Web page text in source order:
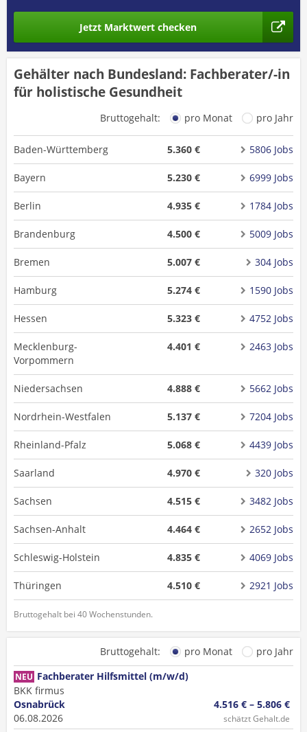
Jetzt Marktwert checken
Gehälter nach Bundesland: Fachberater/-in
für holistische Gesundheit
Bruttogehalt: pro Monat pro Jahr
Baden-Württemberg 5.360 € 5806 Jobs
Bayern 5.230 € 6999 Jobs
Berlin 4.935 € 1784 Jobs
Brandenburg 4.500 € 5009 Jobs
Bremen 5.007 € 304 Jobs
Hamburg 5.274 € 1590 Jobs
Hessen 5.323 € 4752 Jobs
Mecklenburg-
Vorpommern
4.401 € 2463 Jobs
Niedersachsen 4.888 € 5662 Jobs
Nordrhein-Westfalen 5.137 € 7204 Jobs
Rheinland-Pfalz 5.068 € 4439 Jobs
Saarland 4.970 € 320 Jobs
Sachsen 4.515 € 3482 Jobs
Sachsen-Anhalt 4.464 € 2652 Jobs
Schleswig-Holstein 4.835 € 4069 Jobs
Thüringen 4.510 € 2921 Jobs
Bruttogehalt bei 40 Wochenstunden.
Bruttogehalt: pro Monat pro Jahr
NEU Fachberater Hilfsmittel (m/w/d)
BKK firmus
Osnabrück
06.08.2026
4.516 € – 5.806 €
schätzt Gehalt.de